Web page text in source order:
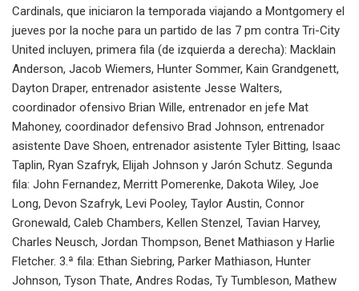
Cardinals, que iniciaron la temporada viajando a Montgomery el
jueves por la noche para un partido de las 7 pm contra Tri-City
United incluyen, primera fila (de izquierda a derecha): Macklain
Anderson, Jacob Wiemers, Hunter Sommer, Kain Grandgenett,
Dayton Draper, entrenador asistente Jesse Walters,
coordinador ofensivo Brian Wille, entrenador en jefe Mat
Mahoney, coordinador defensivo Brad Johnson, entrenador
asistente Dave Shoen, entrenador asistente Tyler Bitting, Isaac
Taplin, Ryan Szafryk, Elijah Johnson y Jarón Schutz. Segunda
fila: John Fernandez, Merritt Pomerenke, Dakota Wiley, Joe
Long, Devon Szafryk, Levi Pooley, Taylor Austin, Connor
Gronewald, Caleb Chambers, Kellen Stenzel, Tavian Harvey,
Charles Neusch, Jordan Thompson, Benet Mathiason y Harlie
Fletcher. 3.ª fila: Ethan Siebring, Parker Mathiason, Hunter
Johnson, Tyson Thate, Andres Rodas, Ty Tumbleson, Mathew